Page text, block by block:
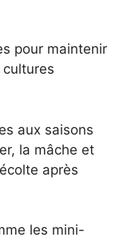
pour maintenir
aux saisons
la mâche et
après
les mini-